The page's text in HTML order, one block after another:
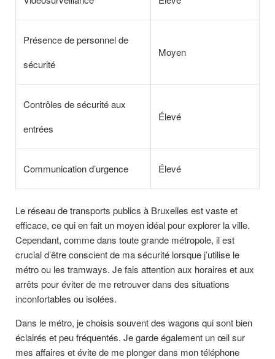
Présence de personnel de
sécurité
Moyen
Contrôles de sécurité aux
entrées
Élevé
Communication d’urgence Élevé
Le réseau de transports publics à Bruxelles est vaste et
efficace, ce qui en fait un moyen idéal pour explorer la ville.
Cependant, comme dans toute grande métropole, il est
crucial d’être conscient de ma sécurité lorsque j’utilise le
métro ou les tramways. Je fais attention aux horaires et aux
arrêts pour éviter de me retrouver dans des situations
inconfortables ou isolées.
Dans le métro, je choisis souvent des wagons qui sont bien
éclairés et peu fréquentés. Je garde également un œil sur
mes affaires et évite de me plonger dans mon téléphone